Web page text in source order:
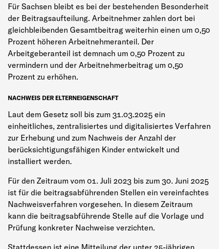
Für Sachsen bleibt es bei der bestehenden Besonderheit
der Beitragsaufteilung. Arbeitnehmer zahlen dort bei
gleichbleibenden Gesamtbeitrag weiterhin einen um 0,50
Prozent höheren Arbeitnehmeranteil. Der
Arbeitgeberanteil ist demnach um 0,50 Prozent zu
vermindern und der Arbeitnehmerbeitrag um 0,50
Prozent zu erhöhen.
NACHWEIS DER ELTERNEIGENSCHAFT
Laut dem Gesetz soll bis zum 31.03.2025 ein
einheitliches, zentralisiertes und digitalisiertes Verfahren
zur Erhebung und zum Nachweis der Anzahl der
berücksichtigungsfähigen Kinder entwickelt und
installiert werden.
Für den Zeitraum vom 01. Juli 2023 bis zum 30. Juni 2025
ist für die beitragsabführenden Stellen ein vereinfachtes
Nachweisverfahren vorgesehen. In diesem Zeitraum
kann die beitragsabführende Stelle auf die Vorlage und
Prüfung konkreter Nachweise verzichten.
Stattdessen ist eine Mitteilung der unter 25-jährigen